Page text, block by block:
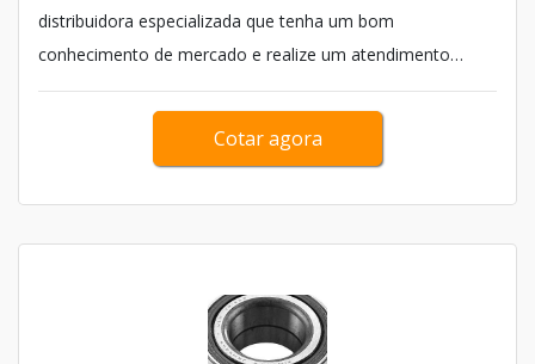
distribuidora especializada que tenha um bom
conhecimento de mercado e realize um atendimento
abrangente, visa...
Cotar agora